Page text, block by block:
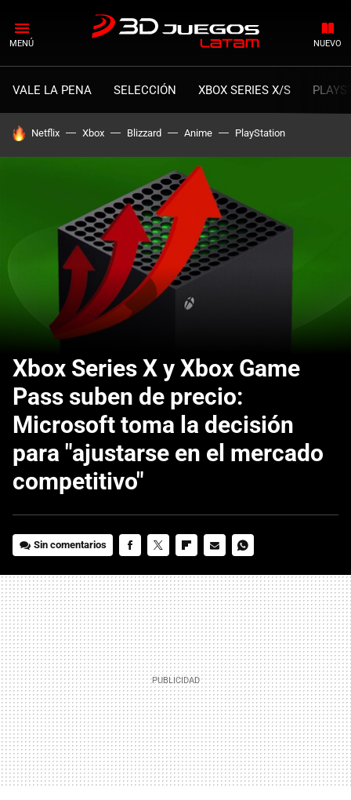
MENÚ NUEVO
VALE LA PENA SELECCIÓN XBOX SERIES X/S
HOY SE HABLA DE
Netflix Xbox Blizzard Anime PlayStation
Xbox Series X y Xbox Game
Pass suben de precio:
Microsoft toma la decisión
para "ajustarse en el mercado
competitivo"
Sin comentarios
MAIL